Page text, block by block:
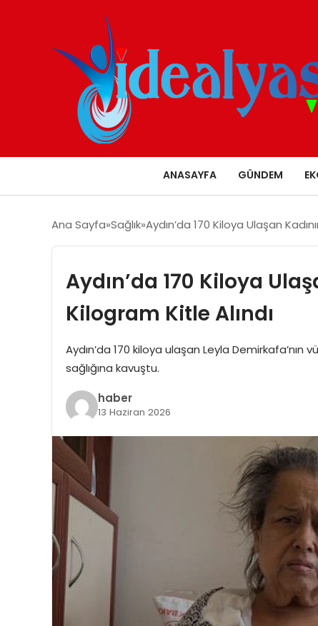
ANASAYFA GÜNDEM
Ana Sayfa Sağlık Aydın’da 170 Kiloya Ulaşan
Aydın’da 170 Kiloya
Kilogram Kitle Alındı
Aydın’da 170 kiloya ulaşan Leyla Demirkafa’nın
sağlığına kavuştu.
haber
13 Haziran 2026